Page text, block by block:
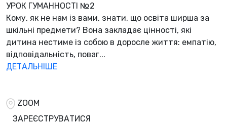
УРОК ГУМАННОСТІ №2
Кому, як не нам із вами, знати, що освіта ширша за
шкільні предмети? Вона закладає цінності, які
дитина нестиме із собою в доросле життя: емпатію,
відповідальність, поваг...
ДЕТАЛЬНІШЕ
ZOOM
ЗАРЕЄСТРУВАТИСЯ